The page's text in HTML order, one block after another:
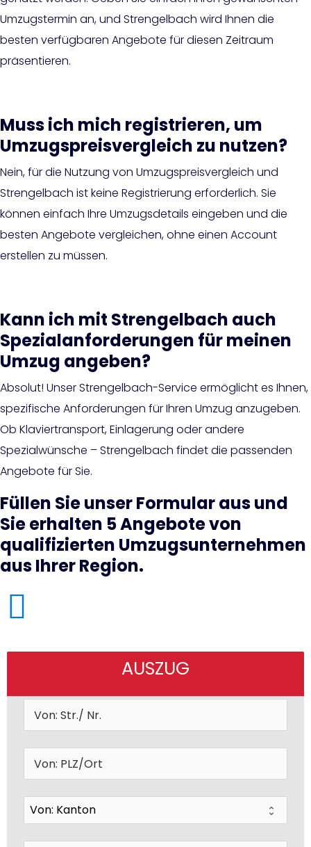
Umzugstermin an, und Strengelbach wird Ihnen die
besten verfügbaren Angebote für diesen Zeitraum
präsentieren.
Muss ich mich registrieren, um
Umzugspreisvergleich zu nutzen?
Nein, für die Nutzung von Umzugspreisvergleich und
Strengelbach ist keine Registrierung erforderlich. Sie
können einfach Ihre Umzugsdetails eingeben und die
besten Angebote vergleichen, ohne einen Account
erstellen zu müssen.
Kann ich mit Strengelbach auch
Spezialanforderungen für meinen
Umzug angeben?
Absolut! Unser Strengelbach-Service ermöglicht es Ihnen,
spezifische Anforderungen für Ihren Umzug anzugeben.
Ob Klaviertransport, Einlagerung oder andere
Spezialwünsche – Strengelbach findet die passenden
Angebote für Sie.
Füllen Sie unser Formular aus und
Sie erhalten 5 Angebote von
qualifizierten Umzugsunternehmen
aus Ihrer Region.
AUSZUG